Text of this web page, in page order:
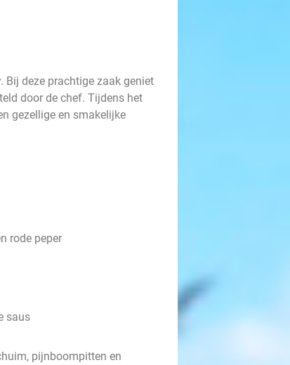
Bij deze prachtige zaak geniet
door de chef. Tijdens het
gezellige en smakelijke
rode peper
saus
pijnboompitten en